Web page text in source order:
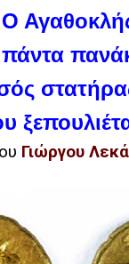
Ο
πάντα
Γιώργου